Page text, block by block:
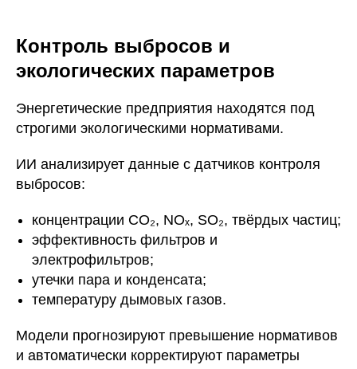
Контроль выбросов и
экологических параметров
Энергетические предприятия находятся под
строгими экологическими нормативами.
ИИ анализирует данные с датчиков контроля
выбросов:
концентрации CO₂, NOₓ, SO₂, твёрдых частиц;
эффективность фильтров и
электрофильтров;
утечки пара и конденсата;
температуру дымовых газов.
Модели прогнозируют превышение нормативов
и автоматически корректируют параметры